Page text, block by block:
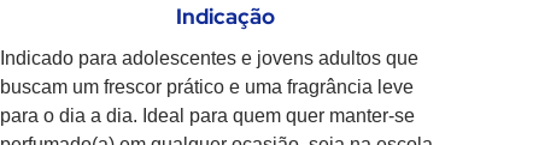
Indicação
Indicado para adolescentes e jovens adultos que
buscam um frescor prático e uma fragrância leve
para o dia a dia. Ideal para quem quer manter-se